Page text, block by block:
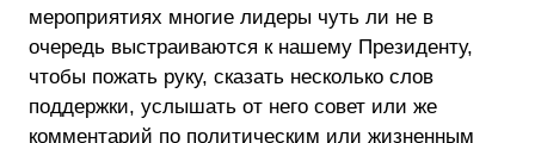
мероприятиях многие лидеры чуть ли не в
очередь выстраиваются к нашему Президенту,
чтобы пожать руку, сказать несколько слов
поддержки, услышать от него совет или же
комментарий по политическим или жизненным